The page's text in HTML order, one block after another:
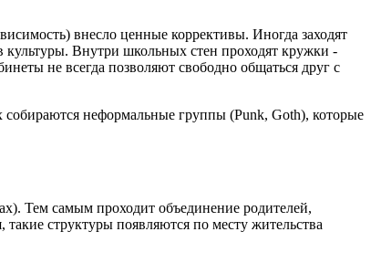
внесло ценные коррективы. Иногда заходят
культуры. Внутри школьных стен проходят кружки -
не всегда позволяют свободно общаться друг с
неформальные группы (Punk, Goth), которые
Тем самым проходит объединение родителей,
структуры появляются по месту жительства